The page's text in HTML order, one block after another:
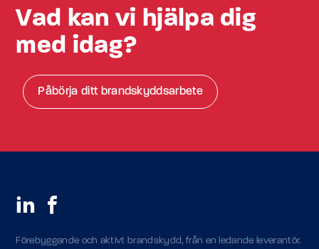
Vad kan vi hjälpa dig
med idag?
Påbörja ditt brandskyddsarbete
Förebyggande och aktivt brandskydd, från en ledande leverantör.